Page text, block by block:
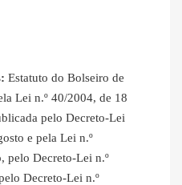
Estatuto do Bolseiro de
Lei n.º 40/2004, de 18
pelo Decreto-Lei
e pela Lei n.º
pelo Decreto-Lei n.º
Decreto-Lei n.º